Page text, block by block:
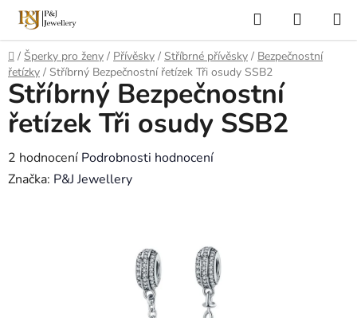
Přejít
obsah
Hledat
KOŠÍK
Domů
/ Šperky pro ženy / Přívěsky / Stříbrné přívěsky / Bezpečnostní
řetízky / Stříbrný Bezpečnostní řetízek Tři osudy SSB2
Stříbrný Bezpečnostní
řetízek Tři osudy SSB2
Průměrné
hodnocení
2 hodnocení Podrobnosti hodnocení
Značka: P&J Jewellery